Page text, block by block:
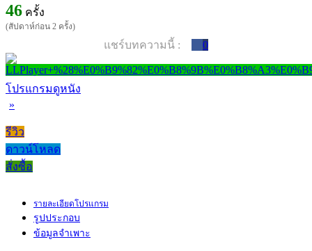
46 ครั้ง
(สัปดาห์ก่อน 2 ครั้ง)
แชร์บทความนี้ : 0
โปรแกรมดูหนัง
»
รีวิว
ดาวน์โหลด
สั่งซื้อ
รายละเอียดโปรแกรม
รูปประกอบ
ข้อมูลจำเพาะ